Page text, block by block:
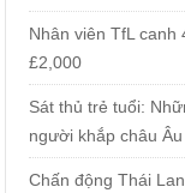
Nhân viên TfL
£2,000
Sát thủ trẻ tuổi:
người khắp châu Âu
Chấn động Thái